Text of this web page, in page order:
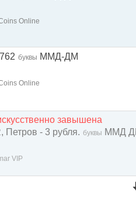
Online
буквы ММД-ДМ
Online
завышена
Петров - 3 рубля. буквы ММД
VIP